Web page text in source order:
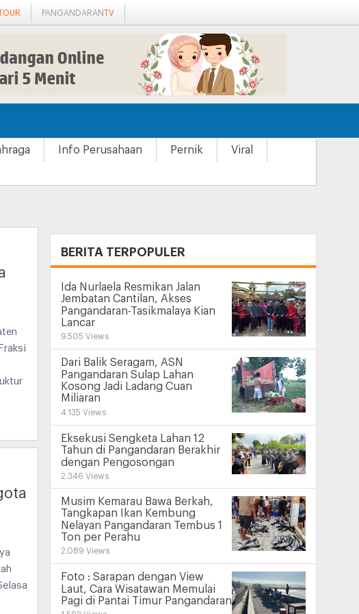
PANGANDARANTV
Info Perusahaan Pernik Viral
BERITA TERPOPULER
Ida Nurlaela Resmikan Jalan
Jembatan Cantilan, Akses
Pangandaran-Tasikmalaya Kian
Lancar
9.505 Views
Dari Balik Seragam, ASN
Pangandaran Sulap Lahan
Kosong Jadi Ladang Cuan
Miliaran
4.135 Views
Eksekusi Sengketa Lahan 12
Tahun di Pangandaran Berakhir
dengan Pengosongan
2.346 Views
Musim Kemarau Bawa Berkah,
Tangkapan Ikan Kembung
Nelayan Pangandaran Tembus 1
Ton per Perahu
2.089 Views
Foto : Sarapan dengan View
Laut, Cara Wisatawan Memulai
Pagi di Pantai Timur Pangandaran